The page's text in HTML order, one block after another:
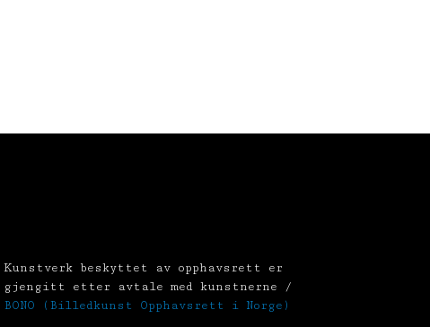
Kunstverk beskyttet av opphavsrett er
gjengitt etter avtale med kunstnerne /
BONO (Billedkunst Opphavsrett i Norge)